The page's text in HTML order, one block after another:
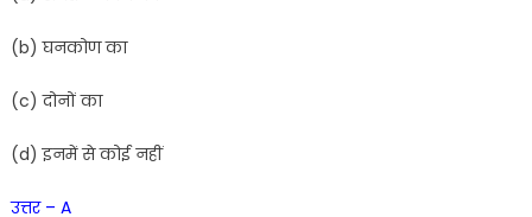
(b)घनकोण का
(c)दोनोंका
(d)इनमेंसेकोईनहीं
उत्तर – A